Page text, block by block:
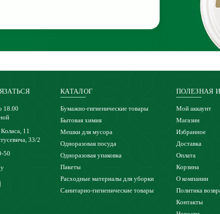
18.00
11
33/2
50
КАТАЛОГ
Бумажно-гигиенические товары
Бытовая химия
Мешки для мусора
Одноразовая посуда
Одноразовая упаковка
Пакеты
Расходные материалы для уборки
Санитарно-гигиенические товары
ПОЛЕЗНАЯ
Мой аккаунт
Магазин
Избранное
Доставка
Оплата
Корзина
О компании
Политика
Контакты